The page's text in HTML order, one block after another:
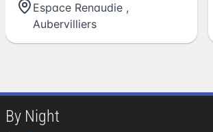
Espace Renaudie ,
Aubervilliers
By Night